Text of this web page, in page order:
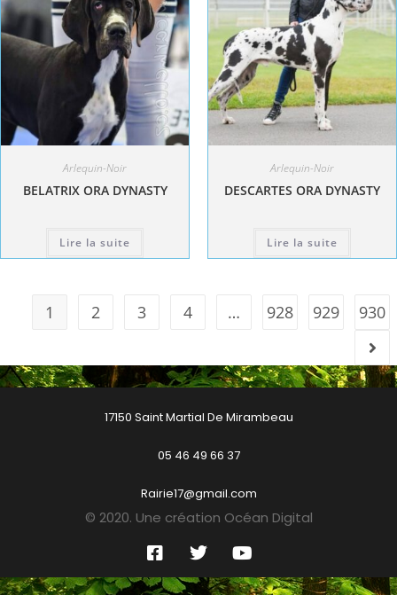
Arlequin-Noir
BELATRIX ORA DYNASTY
Lire la suite
Arlequin-Noir
DESCARTES ORA DYNASTY
Lire la suite
1 2 3 4 … 928 929 930
17150 Saint Martial De Mirambeau
05 46 49 66 37
Rairie17@gmail.com
© 2020. Une création Océan Digital